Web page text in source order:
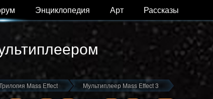
Энциклопедия Арт Рассказы
Mass Effect Мультиплеер Mass Effect 3